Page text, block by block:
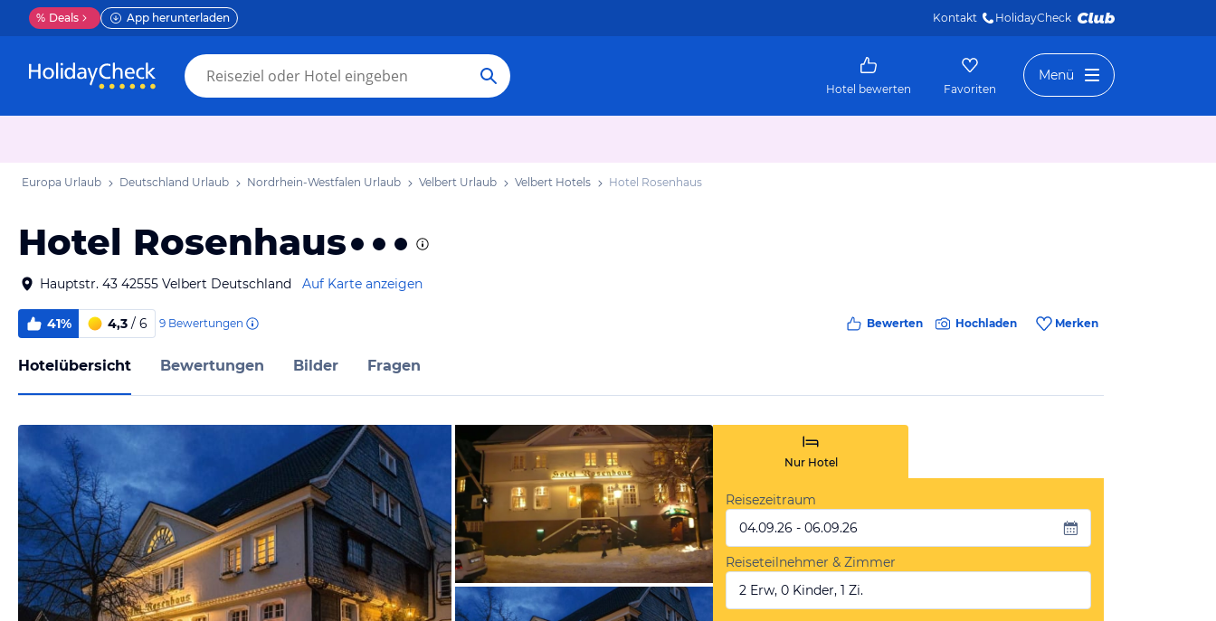
% Deals App herunterladen Kontakt HolidayCheck
Hotel bewerten Favoriten
Menü
Europa Urlaub Deutschland Urlaub Nordrhein-Westfalen Urlaub Velbert Urlaub Velbert Hotels Hotel Rosenhaus
Hotel Rosenhaus
Hauptstr. 43 42555 Velbert Deutschland Auf Karte anzeigen
41% 4,3 / 6 9 Bewertungen Bewerten Hochladen Merken
Hotelübersicht Bewertungen Bilder Fragen
Nur Hotel
Reisezeitraum
04.09.26 - 06.09.26
Reiseteilnehmer & Zimmer
2 Erw, 0 Kinder, 1 Zi.